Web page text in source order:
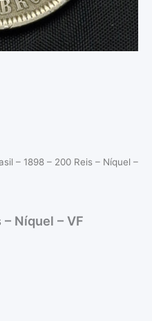
– 1898 – 200 Reis – Níquel –
Níquel – VF